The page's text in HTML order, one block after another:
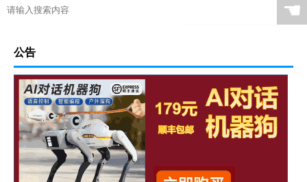
☚
公告